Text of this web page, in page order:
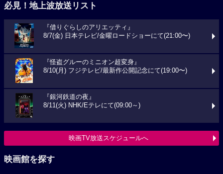
必見！地上波放送リスト
『借りぐらしのアリエッティ』
8/7(金) 日本テレビ/金曜ロードショーにて(21:00〜)
『怪盗グルーのミニオン超変身』
8/10(月) フジテレビ/最新作公開記念にて(19:00〜)
『銀河鉄道の夜』
8/11(火) NHK/Eテレにて(09:00～)
映画TV放送スケジュールへ
映画館を探す